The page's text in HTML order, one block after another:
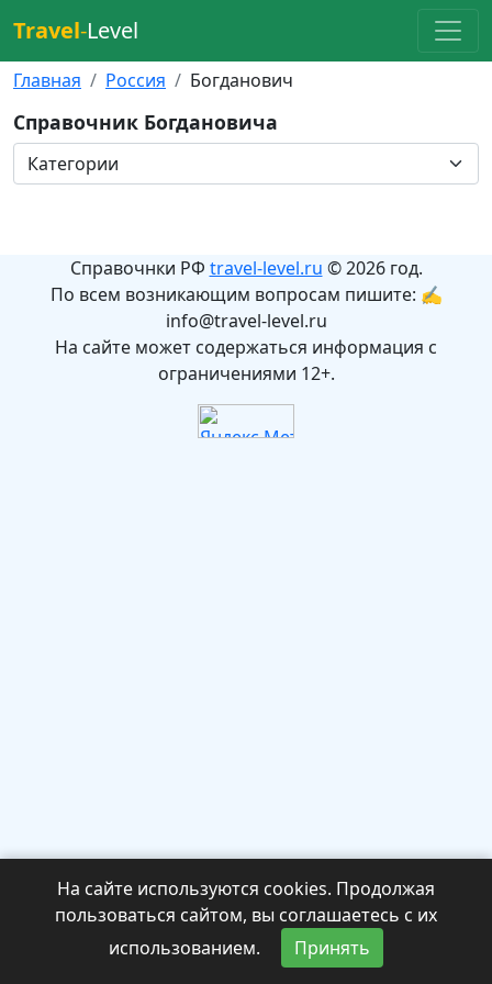
Travel-Level
Главная Россия Богданович
Справочник Богдановича
Справочнки РФ travel-level.ru © 2026 год.
По всем возникающим вопросам пишите: ✍
info@travel-level.ru
На сайте может содержаться информация с
ограничениями 12+.
На сайте используются cookies. Продолжая
пользоваться сайтом, вы соглашаетесь с их
использованием.
Принять